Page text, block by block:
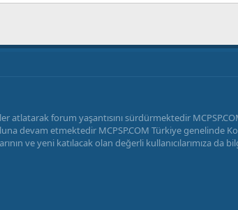
atlatarak forum yaşantısını sürdürmektedir
devam etmektedir MCPSP.COM Türkiye genelinde
ve yeni katılacak olan değerli kullanıcılarımıza da